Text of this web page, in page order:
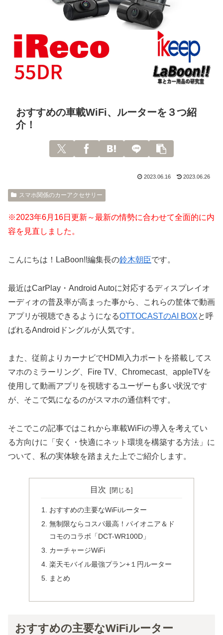
おすすめの車載WiFi、ルーターを３つ紹
介！
2023.06.16 2023.06.26
スマホ関係のカーアクセサリー
※2023年6月16日更新～最新の情勢に合わせて全面的に内
容を見直しました。
こんにちは！LaBoon!!編集長の鈴木朝臣です。
最近はCarPlay・Android Autoに対応するディスプレイオ
ーディオの普及率が高まった事から、これらの筐体で動画
アプリが視聴できるようになるOTTOCASTのAI BOXと呼
ばれるAndroidドングルが人気です。
また、従前よりカーナビでHDMI入力ポートを搭載してス
マホのミラーリング、Fire TV、Chromecast、appleTVを
使用して動画アプリを視聴するユーザーも多い状況です
が、そこで気になるのがスマホの通信料です。
そこでこの記事ではこれから車載WiFiの導入を考えてい
る方向けに「安く・快適にネット環境を構築する方法」に
ついて、私の実体験を踏まえた上でご紹介します。
目次
おすすめの主要なWiFiルーター
無制限ならコスパ最高！パイオニア＆ド
コモのコラボ「DCT-WR100D」
カーチャージWiFi
楽天モバイル最強プラン+１円ルーター
まとめ
おすすめの主要なWiFiルーター